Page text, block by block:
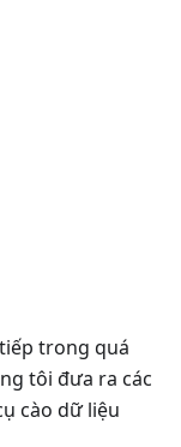
trong quá
tôi đưa ra các
cào dữ liệu